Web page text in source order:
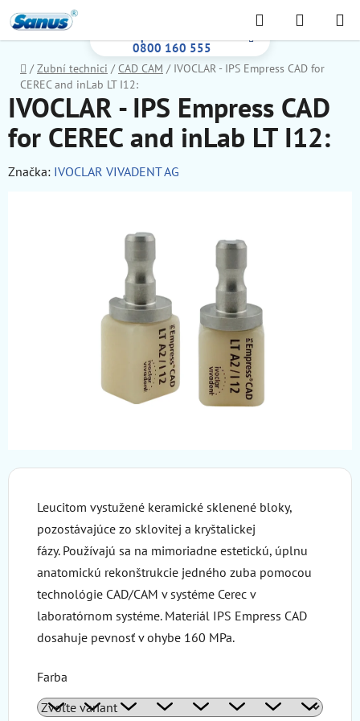
na
obsah
0800 160 555
Hľadať
KOŠÍK
Domov
/ Zubní technici / CAD CAM / IVOCLAR - IPS Empress CAD for
CEREC and inLab LT I12:
Leucitom vystužené keramické sklenené bloky,
pozostávajúce zo sklovitej a kryštalickej
fázy. Používajú sa na mimoriadne estetickú, úplnu
anatomickú rekonštrukcie jedného zuba pomocou
technológie CAD/CAM v systéme Cerec v
laboratórnom systéme. Materiál IPS Empress CAD
dosahuje pevnosť v ohybe 160 MPa.
Farba
IVOCLAR - IPS Empress CAD
for CEREC and inLab LT I12:
Značka: IVOCLAR VIVADENT AG